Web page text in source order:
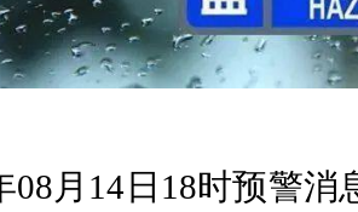
08月14日18时预警